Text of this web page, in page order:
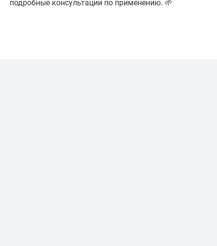
подробные консультации по применению. 🌱